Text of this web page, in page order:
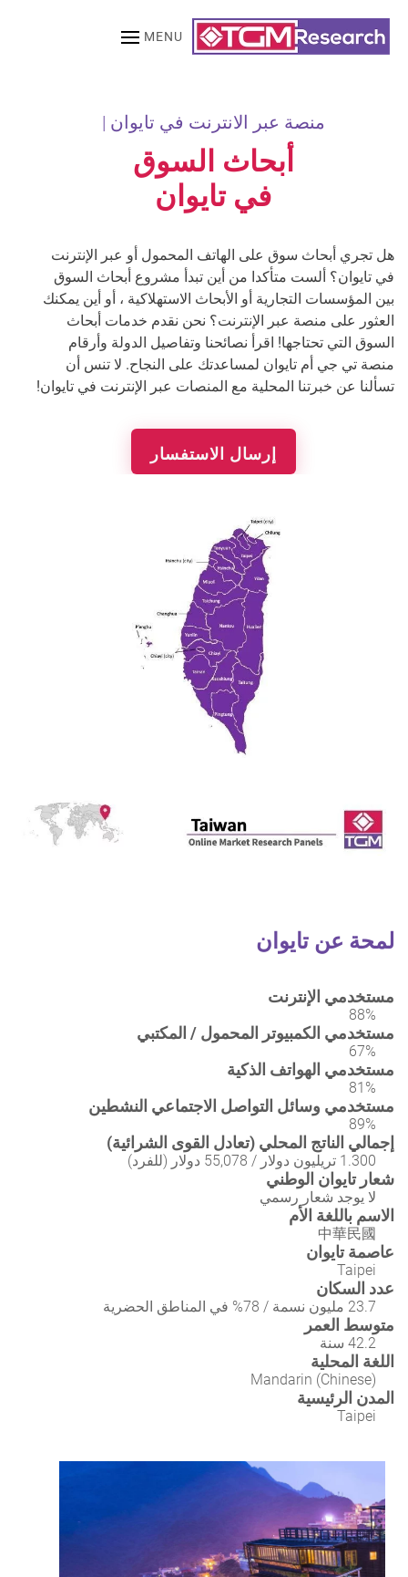
Skip to main content
MENU
منصة عبر الانترنت في تايوان |
أبحاث السوق
في تايوان
هل تجري أبحاث سوق على الهاتف المحمول أو عبر الإنترنت
في تايوان؟ ألست متأكدا من أين تبدأ مشروع أبحاث السوق
بين المؤسسات التجارية أو الأبحاث الاستهلاكية ، أو أين يمكنك
العثور على منصة عبر الإنترنت؟ نحن نقدم خدمات أبحاث
السوق التي تحتاجها! اقرأ نصائحنا وتفاصيل الدولة وأرقام
منصة تي جي أم تايوان لمساعدتك على النجاح. لا تنس أن
تسألنا عن خبرتنا المحلية مع المنصات عبر الإنترنت في تايوان!
إرسال الاستفسار
لمحة عن تايوان
مستخدمي الإنترنت
88%
مستخدمي الكمبيوتر المحمول / المكتبي
67%
مستخدمي الهواتف الذكية
81%
مستخدمي وسائل التواصل الاجتماعي النشطين
89%
إجمالي الناتج المحلي (تعادل القوى الشرائية)
1.300 تريليون دولار / 55,078 دولار (للفرد)
شعار تايوان الوطني
لا يوجد شعار رسمي
الاسم باللغة الأم
中華民國
عاصمة تايوان
Taipei
عدد السكان
23.7 مليون نسمة / 78% في المناطق الحضرية
متوسط العمر
42.2 سنة
اللغة المحلية
Mandarin (Chinese)
المدن الرئيسية
Taipei